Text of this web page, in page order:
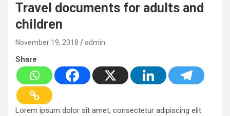
Travel documents for adults and
children
November 19, 2018 admin
Share
Lorem ipsum dolor sit amet, consectetur adipiscing elit.